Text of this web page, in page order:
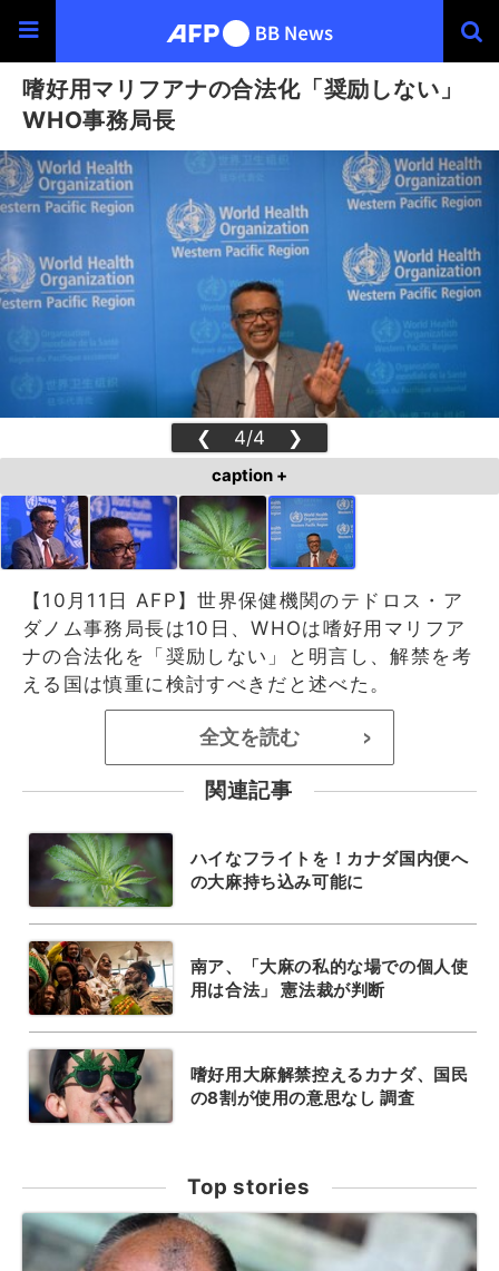
嗜好用マリフアナの合法化「奨励しない」
WHO事務局長
❮ 4/4 ❯
caption +
【10月11日 AFP】世界保健機関のテドロス・ア
ダノム事務局長は10日、WHOは嗜好用マリフア
ナの合法化を「奨励しない」と明言し、解禁を考
える国は慎重に検討すべきだと述べた。
全文を読む >
関連記事
ハイなフライトを！カナダ国内便へ
の大麻持ち込み可能に
南ア、「大麻の私的な場での個人使
用は合法」 憲法裁が判断
嗜好用大麻解禁控えるカナダ、国民
の8割が使用の意思なし 調査
Top stories